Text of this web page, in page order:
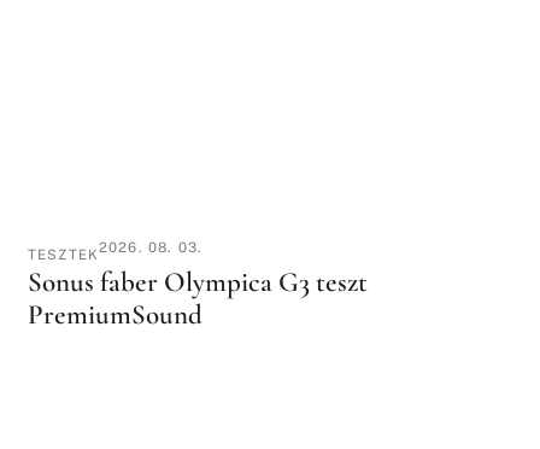
TESZTEK2026. 08. 03.
Sonus faber Olympica G3 teszt
PremiumSound